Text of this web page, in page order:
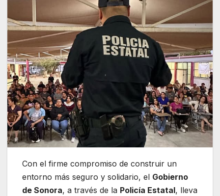
Con el firme compromiso de construir un
entorno más seguro y solidario, el Gobierno
de Sonora, a través de la Policía Estatal, lleva